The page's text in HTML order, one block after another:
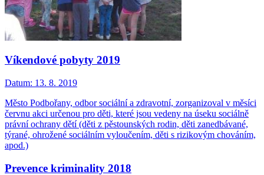
Víkendové pobyty 2019
Datum: 13. 8. 2019
Město Podbořany, odbor sociální a zdravotní, zorganizoval v měsíci
červnu akci určenou pro děti, které jsou vedeny na úseku sociálně
právní ochrany dětí (děti z pěstounských rodin, děti zanedbávané,
týrané, ohrožené sociálním vyloučením, děti s rizikovým chováním,
apod.)
Prevence kriminality 2018